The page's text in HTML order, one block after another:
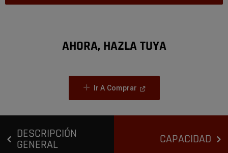
AHORA, HAZLA TUYA
Ir A Comprar Open
DESCRIPCIÓN
GENERAL CAPACIDAD